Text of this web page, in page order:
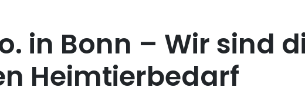
in Bonn – Wir sind
Heimtierbedarf